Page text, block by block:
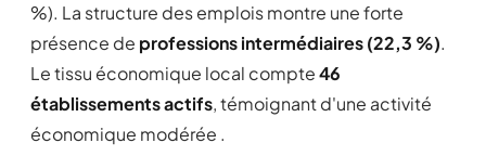
%). La structure des emplois montre une forte
présence de professions intermédiaires (22,3 %).
Le tissu économique local compte46
établissements actifs, témoignant d'une activité
économique modérée .